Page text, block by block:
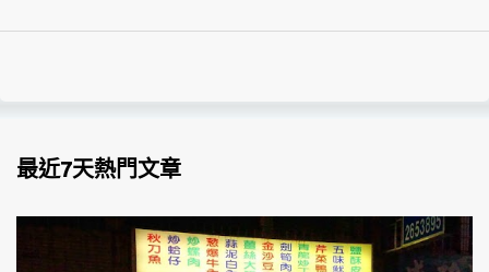
最近7天熱門文章